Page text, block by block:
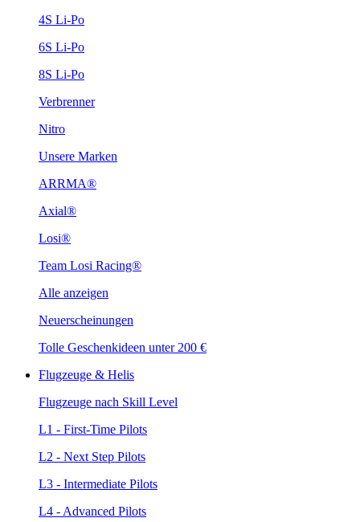
4S Li-Po
6S Li-Po
8S Li-Po
Verbrenner
Nitro
Unsere Marken
ARRMA®
Axial®
Losi®
Team Losi Racing®
Alle anzeigen
Neuerscheinungen
Tolle Geschenkideen unter 200 €
Flugzeuge & Helis
Flugzeuge nach Skill Level
L1 - First-Time Pilots
L2 - Next Step Pilots
L3 - Intermediate Pilots
L4 - Advanced Pilots